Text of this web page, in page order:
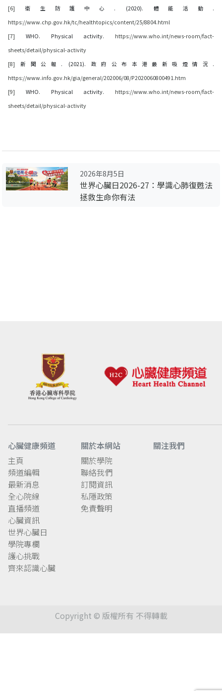
[6] 衞生防護中心. (2020). 體能活動.
https://www.chp.gov.hk/tc/healthtopics/content/25/8804.html
[7] WHO. Physical activity. https://www.who.int/news-room/fact-
sheets/detail/physical-activity
[8] 新聞公報. (2021). 政府公布本港最新吸煙情況.
https://www.info.gov.hk/gia/general/202006/08/P2020060800491.htm
[9] WHO. Physical activity. https://www.who.int/news-room/fact-
sheets/detail/physical-activity
2026年8月5日
世界心臟日2026-27：學識心肺復甦法
拯救生命你有法
心臟健康頻道
主頁
頻道編輯
最新消息
全心院線
直播頻道
心臟資訊
世界心臟日
學院專欄
護心挑戰
齊來認識心臟
關於本網站
關於學院
聯絡我們
訂閱資訊
私隱政策
免責聲明
關注我們
Copyright © 版權所有 不得轉載